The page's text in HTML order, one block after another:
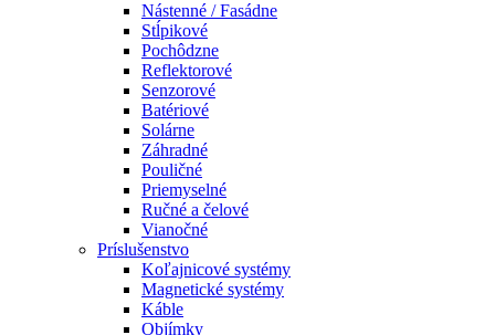
Nástenné / Fasádne
Stĺpikové
Pochôdzne
Reflektorové
Senzorové
Batériové
Solárne
Záhradné
Pouličné
Priemyselné
Ručné a čelové
Vianočné
Príslušenstvo
Koľajnicové systémy
Magnetické systémy
Káble
Objímky